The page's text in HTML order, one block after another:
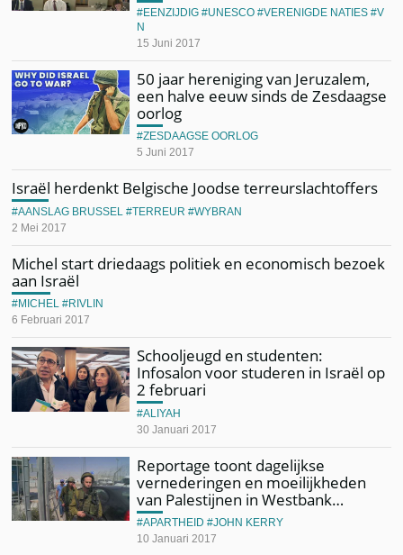
15 Juni 2017
EENZIJDIG UNESCO VERENIGDE NATIES
V
N
50 jaar hereniging van Jeruzalem,
een halve eeuw sinds de Zesdaagse
oorlog
5 Juni 2017
ZESDAAGSE OORLOG
Israël herdenkt Belgische Joodse terreurslachtoffers
2 Mei 2017
AANSLAG BRUSSEL TERREUR WYBRAN
Michel start driedaags politiek en economisch bezoek
aan Israël
6 Februari 2017
MICHEL RIVLIN
Schooljeugd en studenten:
Infosalon voor studeren in Israël op
2 februari
30 Januari 2017
ALIYAH
Reportage toont dagelijkse
vernederingen en moeilijkheden
van Palestijnen in Westbank…
10 Januari 2017
APARTHEID JOHN KERRY